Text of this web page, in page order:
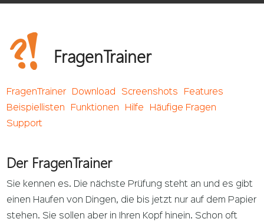
FragenTrainer
FragenTrainer Download Screenshots
Features
Beispiellisten
Funktionen Hilfe
Häufige Fragen
Support
Der FragenTrainer
Sie kennen es. Die nächste Prüfung steht an und es gibt
einen Haufen von Dingen, die bis jetzt nur auf dem Papier
stehen. Sie sollen aber in Ihren Kopf hinein. Schon oft